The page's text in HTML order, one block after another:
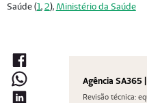
Saúde (1,2), Ministério da Saúde
Agência SA365
Revisão técnica: